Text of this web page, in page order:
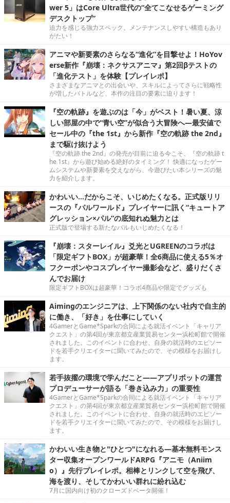
wer 5」はCore Ultra世代の“全てこなせるゲーミング
デスクトップ”
迫力を感じる強力スペック。メンテナンスしやすい構造もあり
がたい！
アニマや新要素のさらなる“進化”を目撃せよ！HoYov
erse新作『崩壊：ネクサスアニマ』第2回βテストの
「進化テスト」を体験【プレイレポ】
さまざまなアニマとの出会いや、スキルによってさらに戦略性
が増したバトルなど、本作の注目の要素に迫ります！
『空の軌跡』を遊ぶのは「今」がベスト！暑い夏、涼
しい部屋の中で“青い空”が似合う大冒険へ―最安値で
セール中の『the 1st』から新作『空の軌跡 the 2nd』
まで駆け抜けよう
『空の軌跡 the 2nd』の発売が目前に迫る今こそ、『空の軌跡 t
he 1st』から遊び始める絶好のタイミング！ 快適になったゲー
ムシステムや新要素を交えながら、今遊びたい本シリーズの魅
力を紹介します。
かわいい…だからこそ、いじめたくなる。正式版リリ
ースの『パルワールド』プレイヤーに訊く“キュートア
グレッション×パル”の底知れぬ魅力とは
正式版で登場する新たなパルもいじめたくなる！
『崩壊：スターレイル』爻光とUGREENのコラボは
「限定ギフトBOX」が超豪華！全6商品に使える5％オ
フクーポンやコスプレイヤー撮影会など、盛りだくさ
んでお届け
限定ギフトBOXは超豪華！コラボ4商品や限定でグッズも
Aimingのエンジニアは、上下関係のない社内で自主的
に働き、「好き」を仕事にしていく
4GamerとGame*Sparkの合同による就活イベント「キャリア
クエスト」の第4回が東京都立産業貿易センター浜松町館で開催
されました。このイベントに合わせ、自身の就活時のエピソー
ドを若手クリエイターに聞いてみたので、その模様をお届けし
ます。
若手抜擢の環境で学んだこと――アプリボットの運営
プロデューサーが語る「巻き込み力」の重要性
4GamerとGame*Sparkの合同による就活イベント「キャリア
クエスト」の第4回が東京都立産業貿易センター浜松町館で開催
されました。このイベントに合わせ、自身の就活時のエピソー
ドを若手クリエイターに聞いてみたので、その模様をお届けし
ます。
かわいい生き物と"ひとつ"になれる―基本無料モンス
ター収集オープンワールドARPG『アニモ（Aniim
o）』先行プレイレポ。相棒とリンクして空を飛び、
海を渡り、そしてかわいい群れに紛れ込む
7月に国内向け初のクローズドベータ開催！